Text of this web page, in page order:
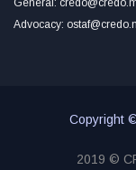
General:
Advocacy:
Copyright
2019 ©